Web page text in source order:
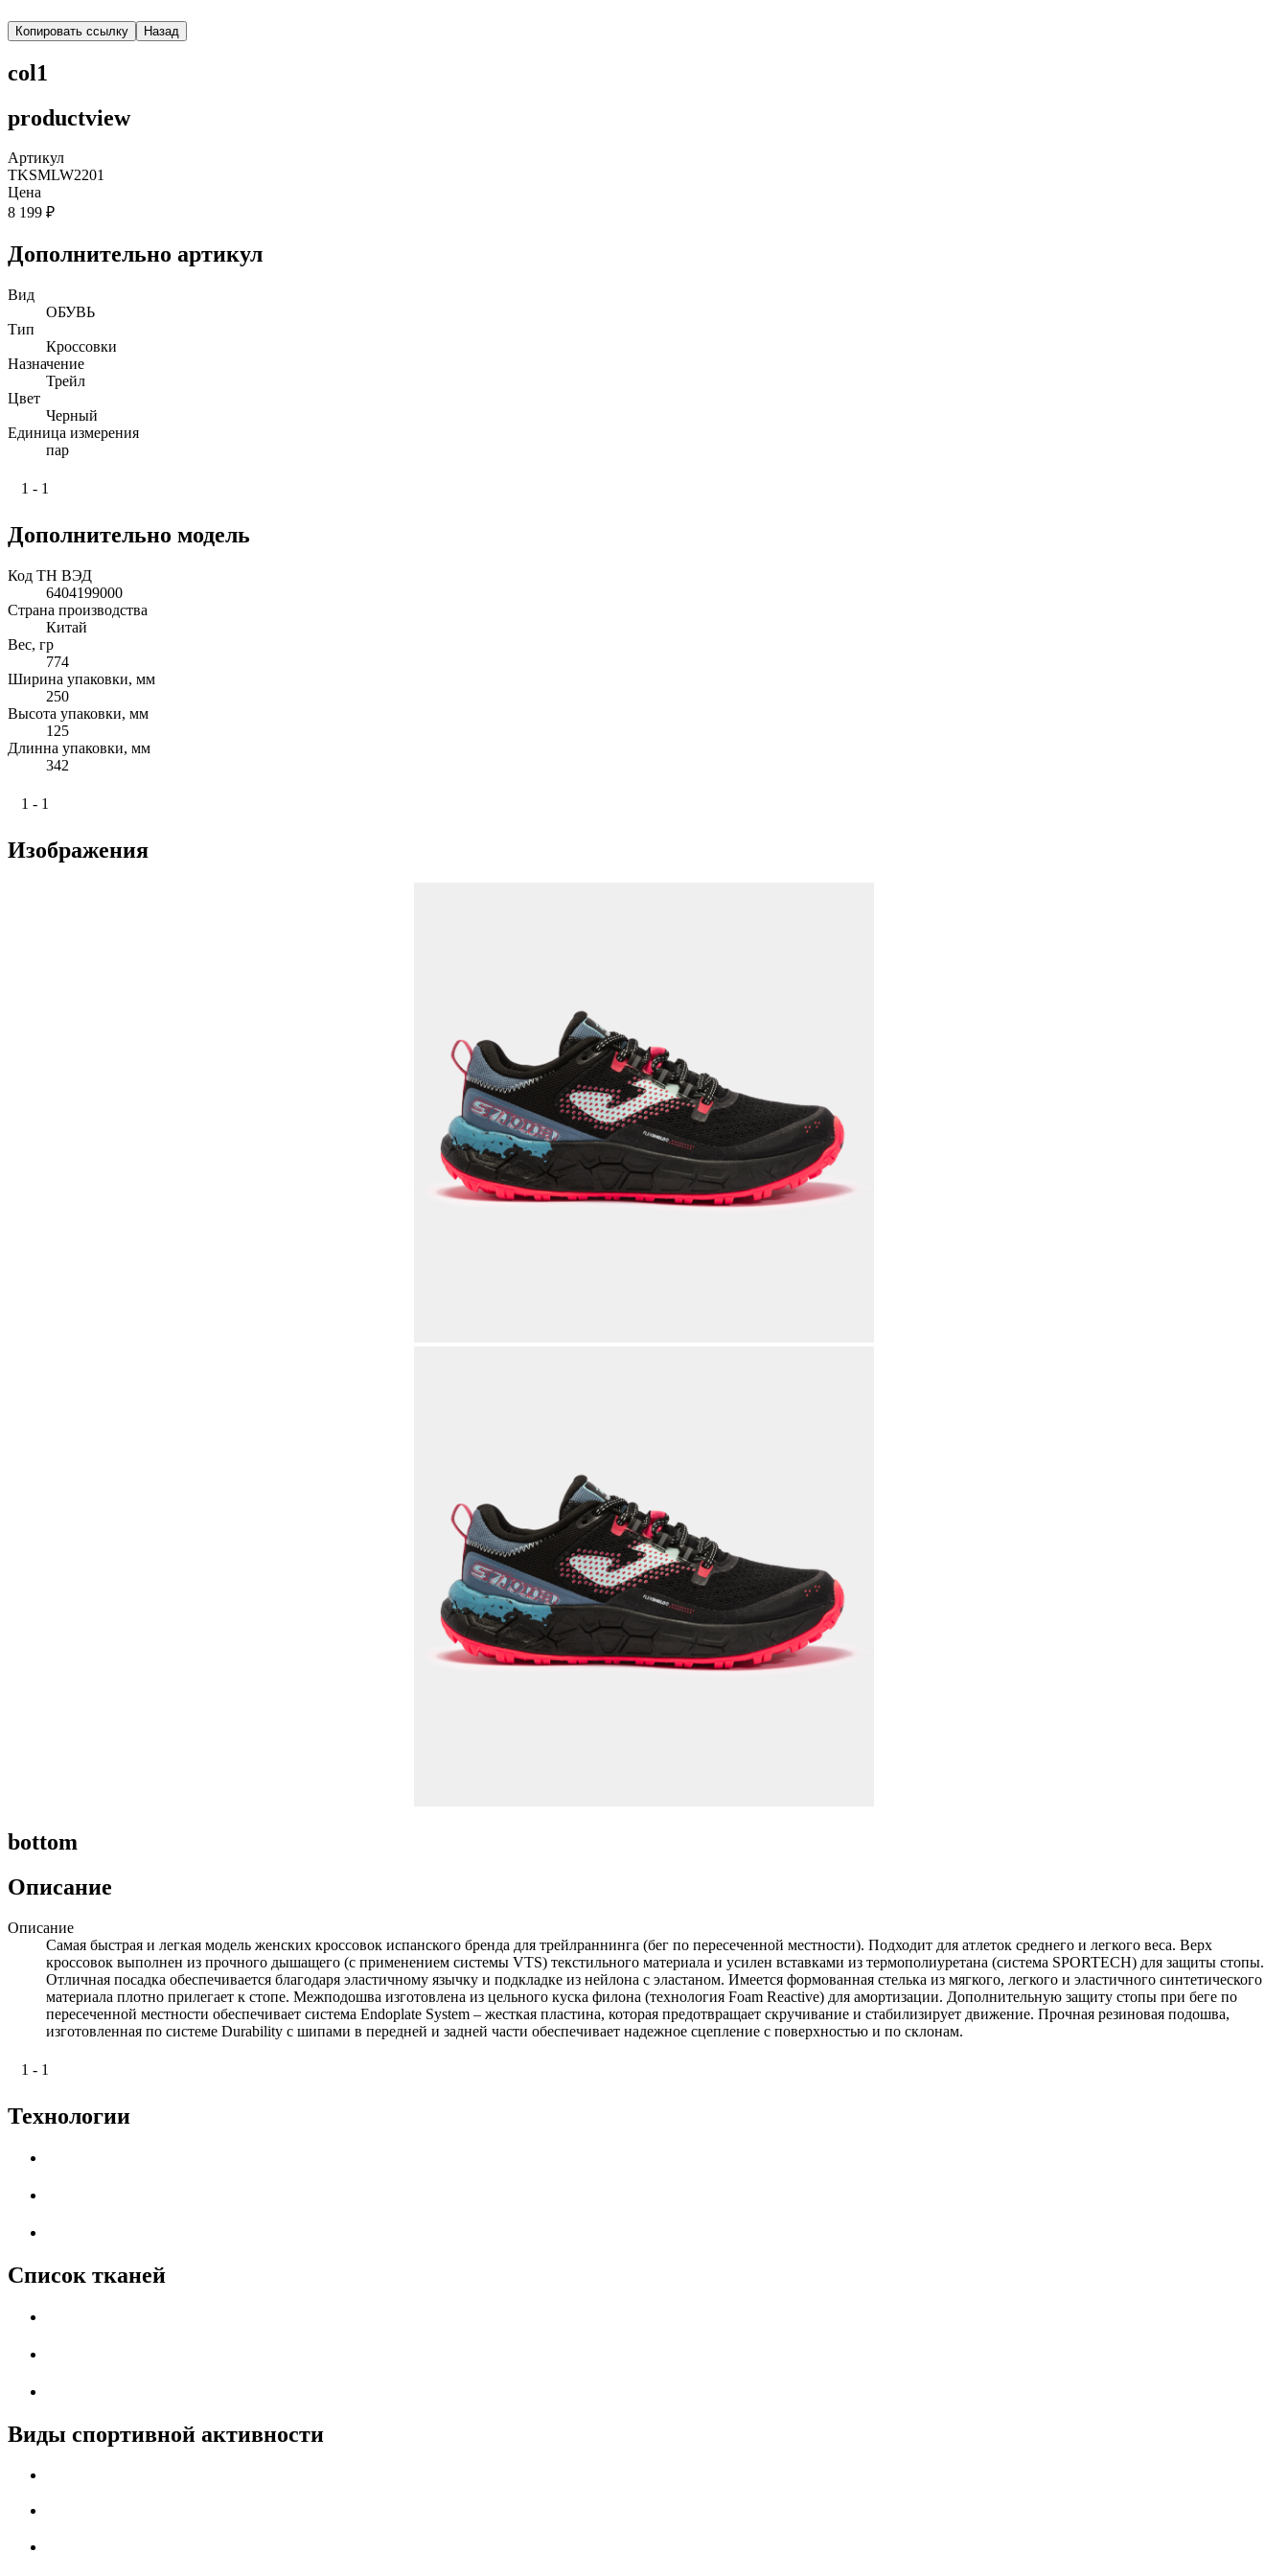
Копировать ссылку Назад
col1
productview
Артикул
TKSMLW2201
Цена
8 199 ₽
Дополнительно артикул
Вид
ОБУВЬ
Тип
Кроссовки
Назначение
Трейл
Цвет
Черный
Единица измерения
пар
1 - 1
Дополнительно модель
Код ТН ВЭД
6404199000
Страна производства
Китай
Вес, гр
774
Ширина упаковки, мм
250
Высота упаковки, мм
125
Длинна упаковки, мм
342
1 - 1
Изображения
bottom
Описание
Описание
Самая быстрая и легкая модель женских кроссовок испанского бренда для трейлраннинга (бег по пересеченной местности). Подходит для атлеток среднего и легкого веса. Верх
кроссовок выполнен из прочного дышащего (с применением системы VTS) текстильного материала и усилен вставками из термополиуретана (система SPORTECH) для защиты стопы.
Отличная посадка обеспечивается благодаря эластичному язычку и подкладке из нейлона с эластаном. Имеется формованная стелька из мягкого, легкого и эластичного синтетического
материала плотно прилегает к стопе. Межподошва изготовлена из цельного куска филона (технология Foam Reactive) для амортизации. Дополнительную защиту стопы при беге по
пересеченной местности обеспечивает система Endoplate System – жесткая пластина, которая предотвращает скручивание и стабилизирует движение. Прочная резиновая подошва,
изготовленная по системе Durability с шипами в передней и задней части обеспечивает надежное сцепление с поверхностью и по склонам.
1 - 1
Технологии
Список тканей
Виды спортивной активности